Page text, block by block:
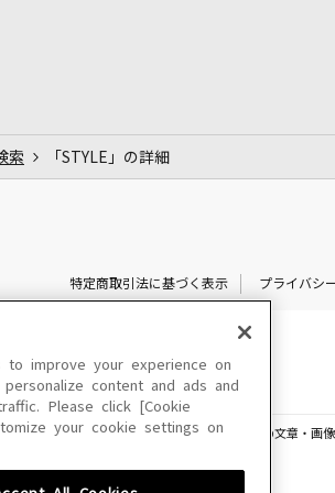
索 「STYLE」の詳細
特定商取引法に基づく表示 プライバシ
このサイトに掲載されている一切の文章・画
to improve your experience on
content and ads and
Please click [Cookie
your cookie settings on